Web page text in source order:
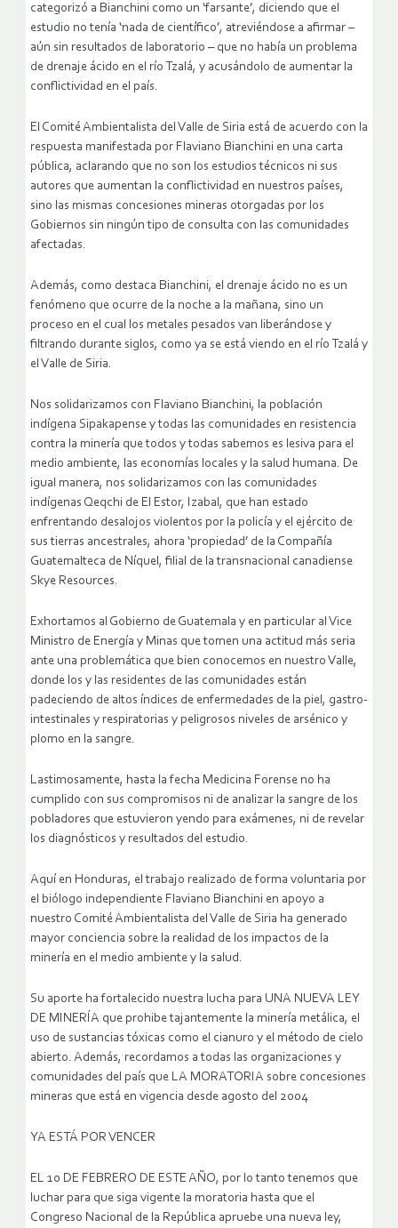
categorizó a Bianchini como un ‘farsante’, diciendo que el
estudio no tenía ‘nada de científico’, atreviéndose a afirmar –
aún sin resultados de laboratorio – que no había un problema
de drenaje ácido en el río Tzalá, y acusándolo de aumentar la
conflictividad en el país.
El Comité Ambientalista del Valle de Siria está de acuerdo con la
respuesta manifestada por Flaviano Bianchini en una carta
pública, aclarando que no son los estudios técnicos ni sus
autores que aumentan la conflictividad en nuestros países,
sino las mismas concesiones mineras otorgadas por los
Gobiernos sin ningún tipo de consulta con las comunidades
afectadas.
Además, como destaca Bianchini, el drenaje ácido no es un
fenómeno que ocurre de la noche a la mañana, sino un
proceso en el cual los metales pesados van liberándose y
filtrando durante siglos, como ya se está viendo en el río Tzalá y
el Valle de Siria.
Nos solidarizamos con Flaviano Bianchini, la población
indígena Sipakapense y todas las comunidades en resistencia
contra la minería que todos y todas sabemos es lesiva para el
medio ambiente, las economías locales y la salud humana. De
igual manera, nos solidarizamos con las comunidades
indígenas Qeqchi de El Estor, Izabal, que han estado
enfrentando desalojos violentos por la policía y el ejército de
sus tierras ancestrales, ahora ‘propiedad’ de la Compañía
Guatemalteca de Níquel, filial de la transnacional canadiense
Skye Resources.
Exhortamos al Gobierno de Guatemala y en particular al Vice
Ministro de Energía y Minas que tomen una actitud más seria
ante una problemática que bien conocemos en nuestro Valle,
donde los y las residentes de las comunidades están
padeciendo de altos índices de enfermedades de la piel, gastro-
intestinales y respiratorias y peligrosos niveles de arsénico y
plomo en la sangre.
Lastimosamente, hasta la fecha Medicina Forense no ha
cumplido con sus compromisos ni de analizar la sangre de los
pobladores que estuvieron yendo para exámenes, ni de revelar
los diagnósticos y resultados del estudio.
Aquí en Honduras, el trabajo realizado de forma voluntaria por
el biólogo independiente Flaviano Bianchini en apoyo a
nuestro Comité Ambientalista del Valle de Siria ha generado
mayor conciencia sobre la realidad de los impactos de la
minería en el medio ambiente y la salud.
Su aporte ha fortalecido nuestra lucha para UNA NUEVA LEY
DE MINERÍA que prohibe tajantemente la minería metálica, el
uso de sustancias tóxicas como el cianuro y el método de cielo
abierto. Además, recordamos a todas las organizaciones y
comunidades del país que LA MORATORIA sobre concesiones
mineras que está en vigencia desde agosto del 2004
YA ESTÁ POR VENCER
EL 10 DE FEBRERO DE ESTE AÑO, por lo tanto tenemos que
luchar para que siga vigente la moratoria hasta que el
Congreso Nacional de la República apruebe una nueva ley,